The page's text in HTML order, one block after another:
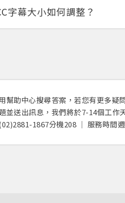
點擊
字幕大小如何調整？
幫助中心搜尋答案，若您有更多疑
並送出訊息，我們將於7-14個工作
1867分機208 │ 服務時間